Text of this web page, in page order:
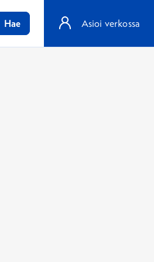
Hae Asioi verkossa